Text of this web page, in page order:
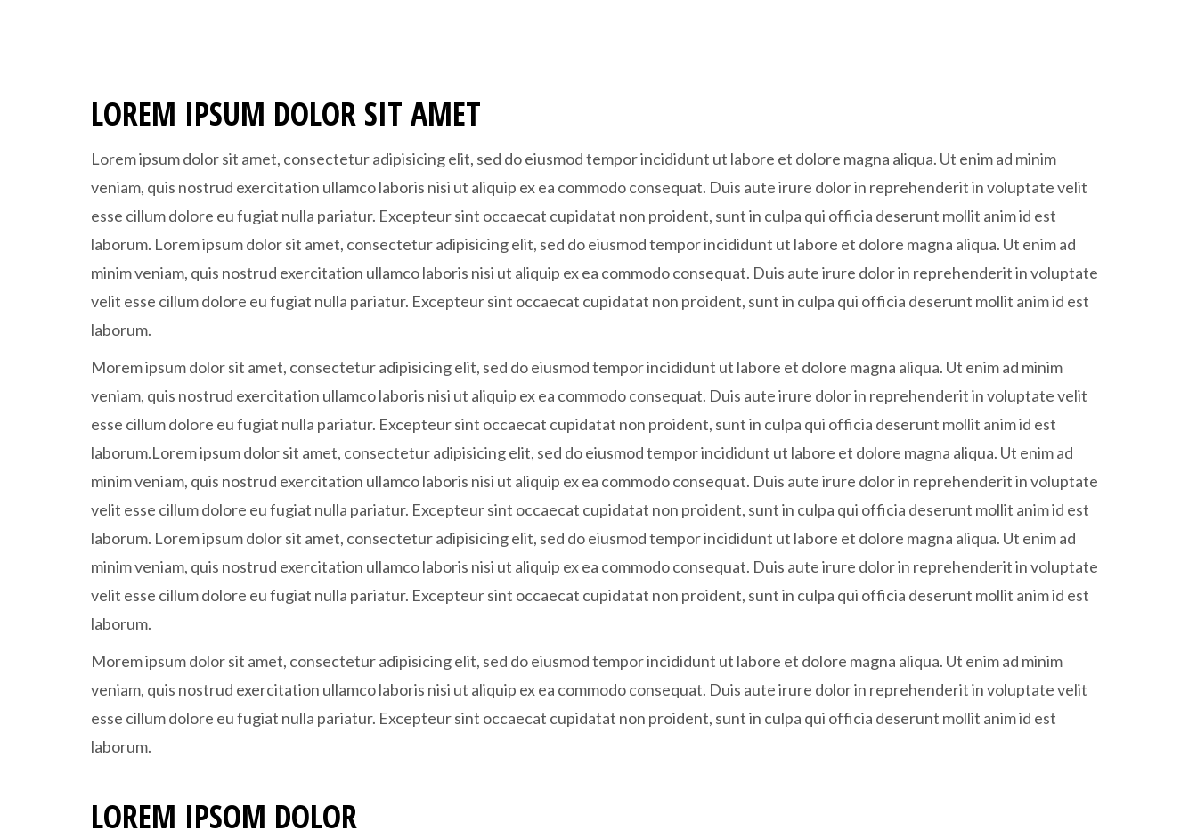
LOREM IPSUM DOLOR SIT AMET
Lorem ipsum dolor sit amet, consectetur adipisicing elit, sed do eiusmod tempor incididunt ut labore et dolore magna aliqua. Ut enim ad minim
veniam, quis nostrud exercitation ullamco laboris nisi ut aliquip ex ea commodo consequat. Duis aute irure dolor in reprehenderit in voluptate velit
esse cillum dolore eu fugiat nulla pariatur. Excepteur sint occaecat cupidatat non proident, sunt in culpa qui officia deserunt mollit anim id est
laborum. Lorem ipsum dolor sit amet, consectetur adipisicing elit, sed do eiusmod tempor incididunt ut labore et dolore magna aliqua. Ut enim ad
minim veniam, quis nostrud exercitation ullamco laboris nisi ut aliquip ex ea commodo consequat. Duis aute irure dolor in reprehenderit in voluptate
velit esse cillum dolore eu fugiat nulla pariatur. Excepteur sint occaecat cupidatat non proident, sunt in culpa qui officia deserunt mollit anim id est
laborum.
Morem ipsum dolor sit amet, consectetur adipisicing elit, sed do eiusmod tempor incididunt ut labore et dolore magna aliqua. Ut enim ad minim
veniam, quis nostrud exercitation ullamco laboris nisi ut aliquip ex ea commodo consequat. Duis aute irure dolor in reprehenderit in voluptate velit
esse cillum dolore eu fugiat nulla pariatur. Excepteur sint occaecat cupidatat non proident, sunt in culpa qui officia deserunt mollit anim id est
laborum.Lorem ipsum dolor sit amet, consectetur adipisicing elit, sed do eiusmod tempor incididunt ut labore et dolore magna aliqua. Ut enim ad
minim veniam, quis nostrud exercitation ullamco laboris nisi ut aliquip ex ea commodo consequat. Duis aute irure dolor in reprehenderit in voluptate
velit esse cillum dolore eu fugiat nulla pariatur. Excepteur sint occaecat cupidatat non proident, sunt in culpa qui officia deserunt mollit anim id est
laborum. Lorem ipsum dolor sit amet, consectetur adipisicing elit, sed do eiusmod tempor incididunt ut labore et dolore magna aliqua. Ut enim ad
minim veniam, quis nostrud exercitation ullamco laboris nisi ut aliquip ex ea commodo consequat. Duis aute irure dolor in reprehenderit in voluptate
velit esse cillum dolore eu fugiat nulla pariatur. Excepteur sint occaecat cupidatat non proident, sunt in culpa qui officia deserunt mollit anim id est
laborum.
Morem ipsum dolor sit amet, consectetur adipisicing elit, sed do eiusmod tempor incididunt ut labore et dolore magna aliqua. Ut enim ad minim
veniam, quis nostrud exercitation ullamco laboris nisi ut aliquip ex ea commodo consequat. Duis aute irure dolor in reprehenderit in voluptate velit
esse cillum dolore eu fugiat nulla pariatur. Excepteur sint occaecat cupidatat non proident, sunt in culpa qui officia deserunt mollit anim id est
laborum.
LOREM IPSOM DOLOR